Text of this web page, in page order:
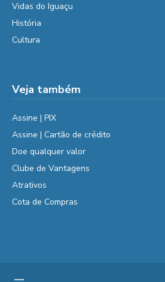
Vidas do Iguaçu
História
Cultura
Veja também
Assine | PIX
Assine | Cartão de crédito
Doe qualquer valor
Clube de Vantagens
Atrativos
Cota de Compras